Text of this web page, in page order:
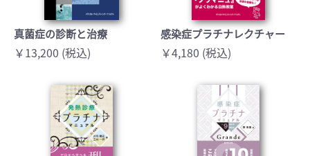
真菌症の診断と治療
￥13,200 (税込)
感染症プラチナレクチャー
￥4,180 (税込)